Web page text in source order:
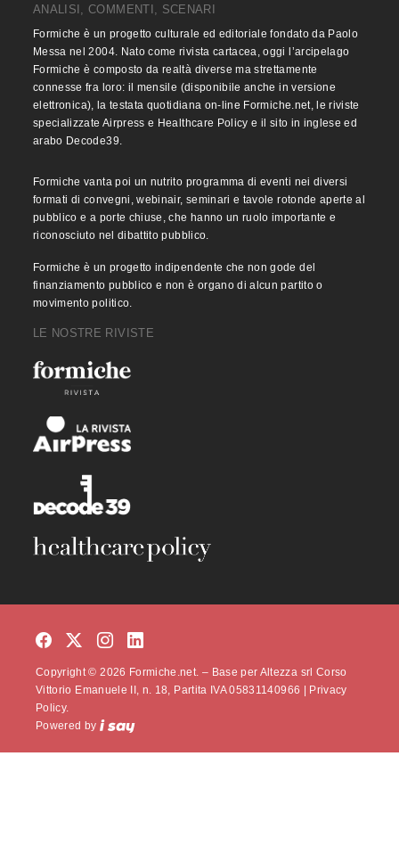
ANALISI, COMMENTI, SCENARI
Formiche è un progetto culturale ed editoriale fondato da Paolo
Messa nel 2004. Nato come rivista cartacea, oggi l’arcipelago
Formiche è composto da realtà diverse ma strettamente
connesse fra loro: il mensile (disponibile anche in versione
elettronica), la testata quotidiana on-line Formiche.net, le riviste
specializzate Airpress e Healthcare Policy e il sito in inglese ed
arabo Decode39.
Formiche vanta poi un nutrito programma di eventi nei diversi
formati di convegni, webinair, seminari e tavole rotonde aperte al
pubblico e a porte chiuse, che hanno un ruolo importante e
riconosciuto nel dibattito pubblico.
Formiche è un progetto indipendente che non gode del
finanziamento pubblico e non è organo di alcun partito o
movimento politico.
LE NOSTRE RIVISTE
Copyright © 2026 Formiche.net. – Base per Altezza srl Corso
Vittorio Emanuele II, n. 18, Partita IVA 05831140966 |
Privacy
Policy.
Powered by